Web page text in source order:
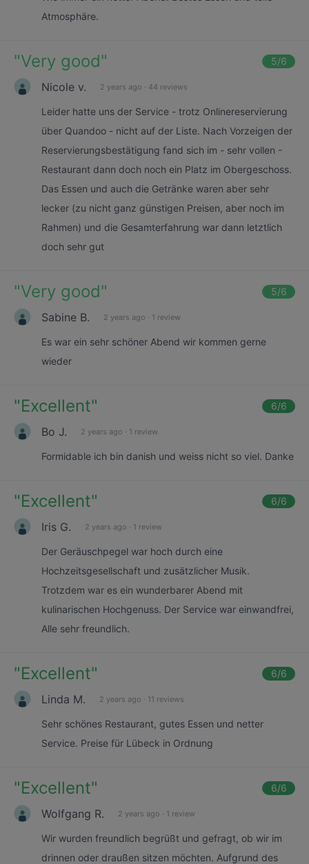
Atmosphäre.
"Very good" 5/6
Nicole v. 2 years ago · 44 reviews
Leider hatte uns der Service - trotz Onlinereservierung
über Quandoo - nicht auf der Liste. Nach Vorzeigen der
Reservierungsbestätigung fand sich im - sehr vollen -
Restaurant dann doch noch ein Platz im Obergeschoss.
Das Essen und auch die Getränke waren aber sehr
lecker (zu nicht ganz günstigen Preisen, aber noch im
Rahmen) und die Gesamterfahrung war dann letztlich
doch sehr gut
"Very good" 5/6
Sabine B. 2 years ago · 1 review
Es war ein sehr schöner Abend wir kommen gerne
wieder
"Excellent" 6/6
Bo J. 2 years ago · 1 review
Formidable ich bin danish und weiss nicht so viel. Danke
"Excellent" 6/6
Iris G. 2 years ago · 1 review
Der Geräuschpegel war hoch durch eine
Hochzeitsgesellschaft und zusätzlicher Musik.
Trotzdem war es ein wunderbarer Abend mit
kulinarischen Hochgenuss. Der Service war einwandfrei,
Alle sehr freundlich.
"Excellent" 6/6
Linda M. 2 years ago · 11 reviews
Sehr schönes Restaurant, gutes Essen und netter
Service. Preise für Lübeck in Ordnung
"Excellent" 6/6
Wolfgang R. 2 years ago · 1 review
Wir wurden freundlich begrüßt und gefragt, ob wir im
drinnen oder draußen sitzen möchten. Aufgrund des